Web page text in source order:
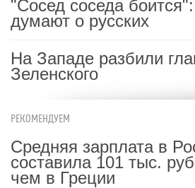
"Сосед соседа
думают о русских
На Западе разбили
Зеленского
РЕКОМЕНДУЕМ
Средняя зарплата в
составила 101 тыс.
чем в Греции